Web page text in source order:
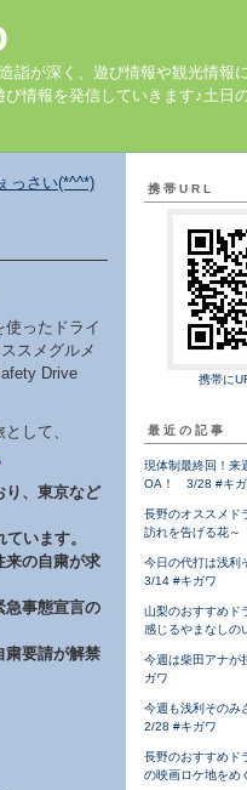
詣が深く、遊び情報や観光情報
情報を発信していきます♪土日
っさい(*^^*)
ったドライ
スメグルメ
Drive
して、
り、東京など
います。
来の自粛が求
急事態宣言の
粛要請が解禁
携帯URL
携帯に
最近の記事
現体制最終回！来
OA！ 3/28 #キガ
長野のオススメド
訪れを告げる花～
今日の代打は浅利
3/14 #キガワ
山梨のおすすめド
感じるやまなしの
今週は柴田アナが
ガワ
今週も浅利そのみ
2/28 #キガワ
長野のおすすめド
の映画ロケ地をめ